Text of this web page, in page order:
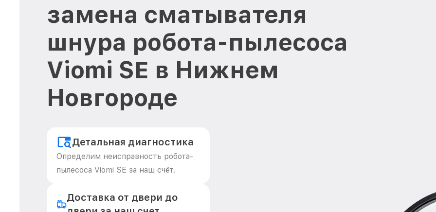
замена сматывателя
шнура робота-пылесоса
Viomi SE в Нижнем
Новгороде
Детальная диагностика
Определим неисправность робота-
пылесоса Viomi SE за наш счёт.
Доставка от двери до